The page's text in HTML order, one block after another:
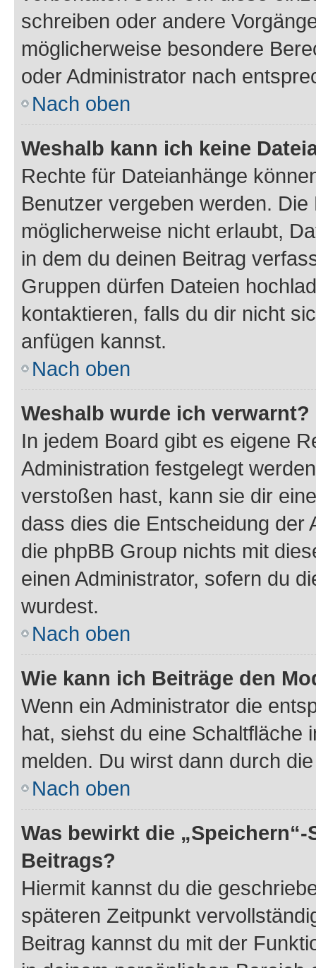
schreiben oder andere
möglicherweise besondere
oder Administrator nach
Nach oben
Weshalb kann ich keine
Rechte für Dateianhänge
Benutzer vergeben werden.
möglicherweise nicht erlaubt,
in dem du deinen Beitrag
Gruppen dürfen Dateien
kontaktieren, falls du dir nicht
anfügen kannst.
Nach oben
Weshalb wurde ich verwarnt?
In jedem Board gibt es eigene
Administration festgelegt
verstoßen hast, kann sie dir
dass dies die Entscheidung der
die phpBB Group nichts mit
einen Administrator, sofern du
wurdest.
Nach oben
Wie kann ich Beiträge den
Wenn ein Administrator die
hat, siehst du eine Schaltfläche
melden. Du wirst dann durch
Nach oben
Was bewirkt die
Beitrags?
Hiermit kannst du die
späteren Zeitpunkt
Beitrag kannst du mit der